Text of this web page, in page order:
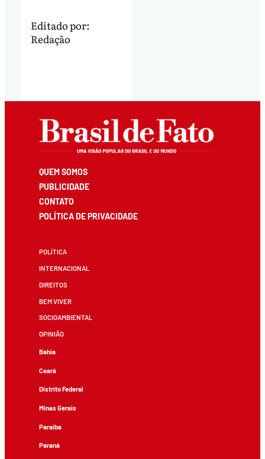
Editado por:
Redação
QUEM SOMOS
PUBLICIDADE
CONTATO
POLÍTICA DE PRIVACIDADE
POLÍTICA
INTERNACIONAL
DIREITOS
BEM VIVER
SOCIOAMBIENTAL
OPINIÃO
Bahia
Ceará
Distrito Federal
Minas Gerais
Paraíba
Paraná